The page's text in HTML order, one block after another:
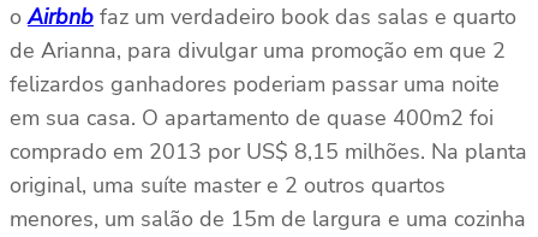
oAirbnb faz um verdadeiro book das salas e quarto
de Arianna, para divulgar uma promoção em que 2
felizardos ganhadores poderiam passar uma noite
em sua casa. O apartamento de quase 400m2 foi
comprado em 2013 por US$ 8,15 milhões. Na planta
original, uma suíte master e 2 outros quartos
menores, um salão de 15m de largura e uma cozinha